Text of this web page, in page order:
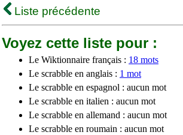
Liste précédente
Voyez cette liste pour :
Le Wiktionnaire français : 18 mots
Le scrabble en anglais : 1 mot
Le scrabble en espagnol : aucun mot
Le scrabble en italien : aucun mot
Le scrabble en allemand : aucun mot
Le scrabble en roumain : aucun mot